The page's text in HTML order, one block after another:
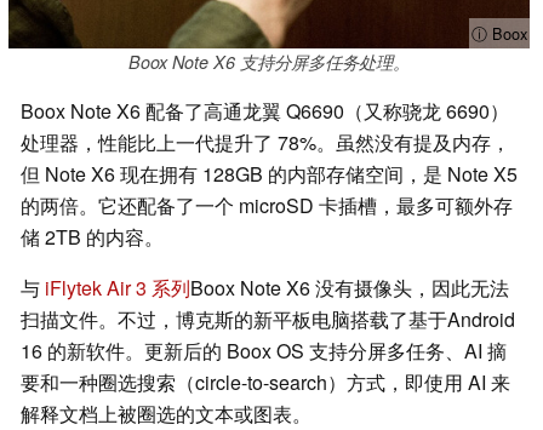
ⓘ Boox
Boox Note X6 支持分屏多任务处理。
Boox Note X6 配备了高通龙翼 Q6690（又称骁龙 6690）
处理器，性能比上一代提升了 78%。虽然没有提及内存，
但 Note X6 现在拥有 128GB 的内部存储空间，是 Note X5
的两倍。它还配备了一个 microSD 卡插槽，最多可额外存
储 2TB 的内容。
与 iFlytek Air 3 系列Boox Note X6 没有摄像头，因此无法
扫描文件。不过，博克斯的新平板电脑搭载了基于Android
16 的新软件。更新后的 Boox OS 支持分屏多任务、AI 摘
要和一种圈选搜索（circle-to-search）方式，即使用 AI 来
解释文档上被圈选的文本或图表。